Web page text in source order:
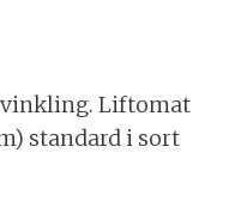
Liftomat
standard i sort